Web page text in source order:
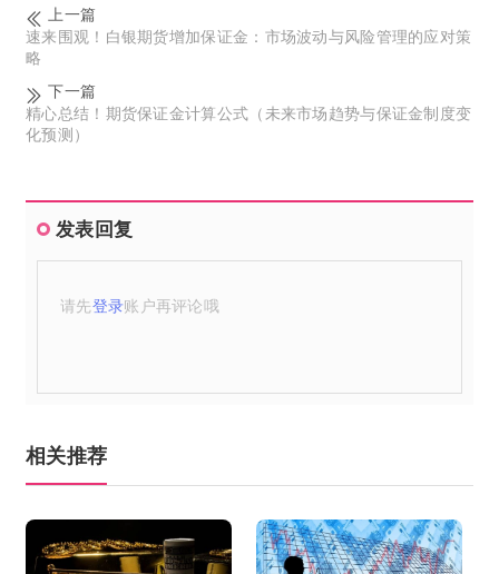
上一篇
速来围观！白银期货增加保证金：市场波动与风险管理的应对策
略
下一篇
精心总结！期货保证金计算公式（未来市场趋势与保证金制度变
化预测）
发表回复
请先登录账户再评论哦
相关推荐